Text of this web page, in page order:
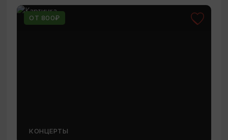
ОТ 800₽
КОНЦЕРТЫ